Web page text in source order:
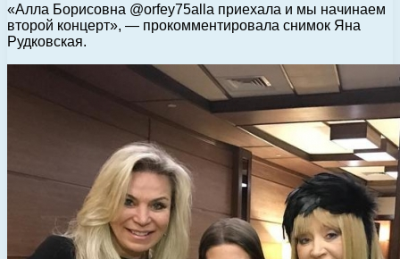
«Алла Борисовна @orfey75alla приехала и мы начинаем
второй концерт», — прокомментировала снимок Яна
Рудковская.